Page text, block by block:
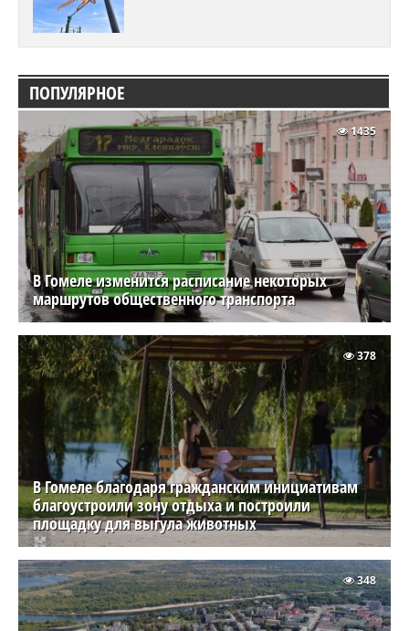
ПОПУЛЯРНОЕ
В Гомеле изменится расписание некоторых
маршрутов общественного транспорта
1435
В Гомеле благодаря гражданским инициативам
благоустроили зону отдыха и построили
площадку для выгула животных
378
348